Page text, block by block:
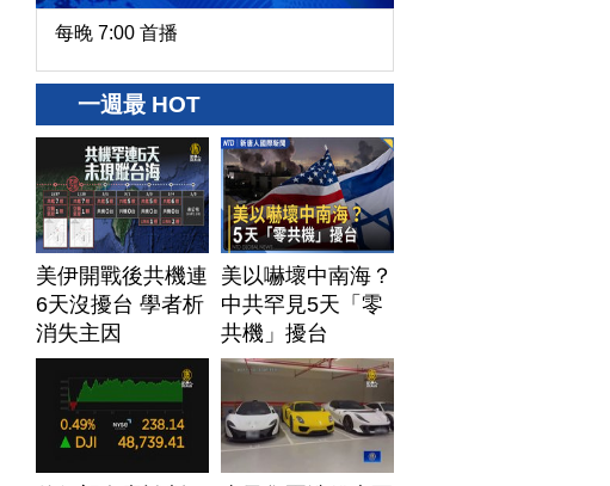
每晚 7:00 首播
一週最 HOT
美伊開戰後共機連
6天沒擾台 學者析
消失主因
美以嚇壞中南海？
中共罕見5天「零
共機」擾台